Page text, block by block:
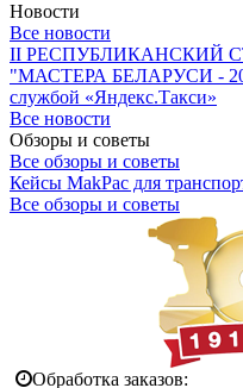
Новости
Все новости
II РЕСПУБЛИКАНСКИЙ
"МАСТЕРА БЕЛАРУСИ -
службой «Яндекс.Такси»
Все новости
Обзоры и советы
Все обзоры и советы
Кейсы MakPac для
Все обзоры и советы
Обработка заказов: